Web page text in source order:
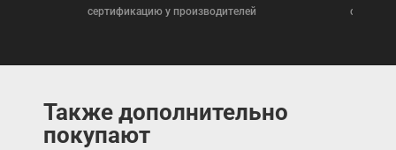
сертификацию у производителей
Также дополнительно
покупают